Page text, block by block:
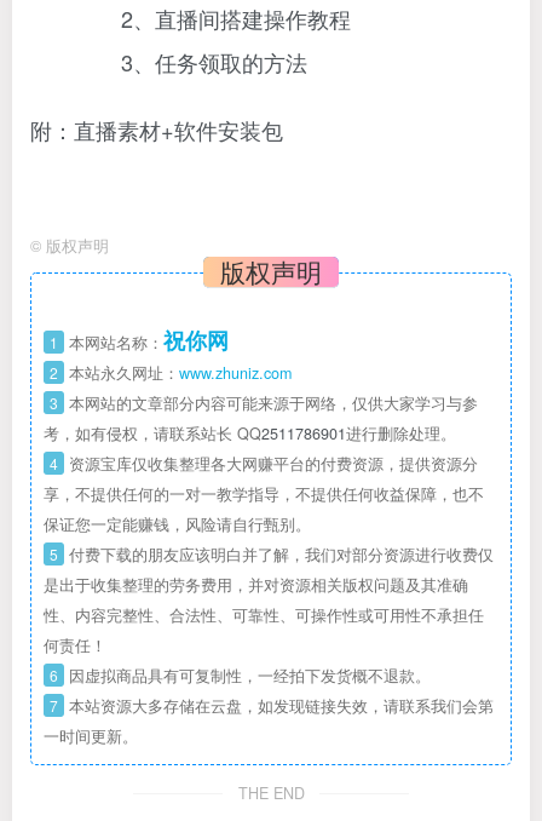
2、直播间搭建操作教程
3、任务领取的方法
附：直播素材+软件安装包
© 版权声明
版权声明
1 本网站名称： 祝你网
2 本站永久网址： www.zhuniz.com
3 本网站的文章部分内容可能来源于网络，仅供大家学习与参
考，如有侵权，请联系站长 QQ2511786901进行删除处理。
4 资源宝库仅收集整理各大网赚平台的付费资源，提供资源分
享，不提供任何的一对一教学指导，不提供任何收益保障，也不
保证您一定能赚钱，风险请自行甄别。
5 付费下载的朋友应该明白并了解，我们对部分资源进行收费仅
是出于收集整理的劳务费用，并对资源相关版权问题及其准确
性、内容完整性、合法性、可靠性、可操作性或可用性不承担任
何责任！
6 因虚拟商品具有可复制性，一经拍下发货概不退款。
7 本站资源大多存储在云盘，如发现链接失效，请联系我们会第
一时间更新。
THE END